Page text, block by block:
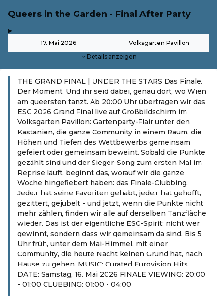
Queers in the Garden - Final After Party
17. Mai 2026 Volksgarten Pavillon
Details anzeigen
THE GRAND FINAL | UNDER THE STARS Das Finale.
Der Moment. Und ihr seid dabei, genau dort, wo Wien
am queersten tanzt. Ab 20:00 Uhr übertragen wir das
ESC 2026 Grand Final live auf Großbildschirm im
Volksgarten Pavillon: Gartenparty-Flair unter den
Kastanien, die ganze Community in einem Raum, die
Höhen und Tiefen des Wettbewerbs gemeinsam
gefeiert oder gemeinsam beweint. Sobald die Punkte
gezählt sind und der Sieger-Song zum ersten Mal im
Reprise läuft, beginnt das, worauf wir die ganze
Woche hingefiebert haben: das Finale-Clubbing.
Jede:r hat seine Favoriten gehabt, jede:r hat gehofft,
gezittert, gejubelt - und jetzt, wenn die Punkte nicht
mehr zählen, finden wir alle auf derselben Tanzfläche
wieder. Das ist der eigentliche ESC-Spirit: nicht wer
gewinnt, sondern dass wir gemeinsam da sind. Bis 5
Uhr früh, unter dem Mai-Himmel, mit einer
Community, die heute Nacht keinen Grund hat, nach
Hause zu gehen. MUSIC: Curated Eurovision Hits
DATE: Samstag, 16. Mai 2026 FINALE VIEWING: 20:00
- 01:00 CLUBBING: 01:00 - 04:00